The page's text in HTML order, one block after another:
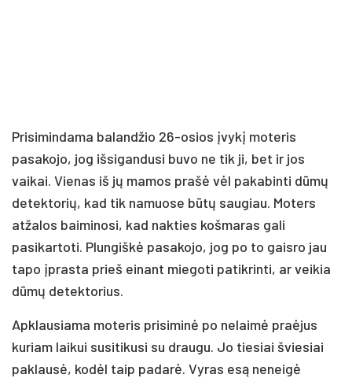
Prisimindama balandžio 26-osios įvykį moteris
pasakojo, jog išsigandusi buvo ne tik ji, bet ir jos
vaikai. Vienas iš jų mamos prašė vėl pakabinti dūmų
detektorių, kad tik namuose būtų saugiau. Moters
atžalos baiminosi, kad nakties košmaras gali
pasikartoti. Plungiškė pasakojo, jog po to gaisro jau
tapo įprasta prieš einant miegoti patikrinti, ar veikia
dūmų detektorius.
Apklausiama moteris prisiminė po nelaimė praėjus
kuriam laikui susitikusi su draugu. Jo tiesiai šviesiai
paklausė, kodėl taip padarė. Vyras esą neneigė